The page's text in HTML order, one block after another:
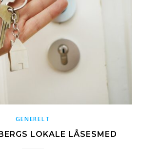
GENERELT
LOKALE LÅSESMED